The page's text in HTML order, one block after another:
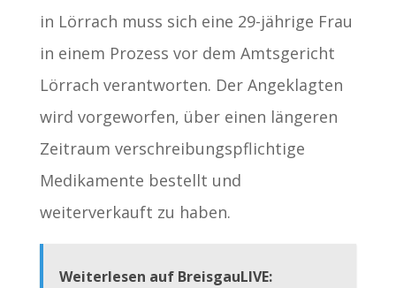
in Lörrach muss sich eine 29-jährige Frau
in einem Prozess vor dem Amtsgericht
Lörrach verantworten. Der Angeklagten
wird vorgeworfen, über einen längeren
Zeitraum verschreibungspflichtige
Medikamente bestellt und
weiterverkauft zu haben.
Weiterlesen auf BreisgauLIVE: